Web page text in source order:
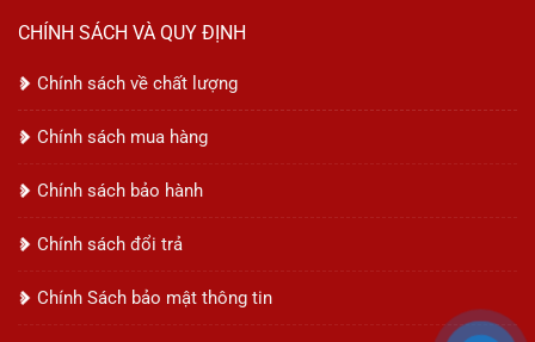
CHÍNH SÁCH VÀ QUY ĐỊNH
Chính sách về chất lượng
Chính sách mua hàng
Chính sách bảo hành
Chính sách đổi trả
Chính Sách bảo mật thông tin